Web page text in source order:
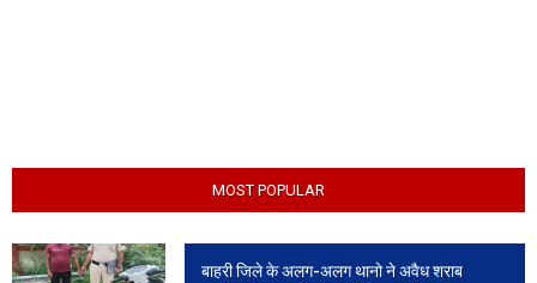
MOST POPULAR
बाहरी जिले के अलग-अलग थानो ने अवैध शराब